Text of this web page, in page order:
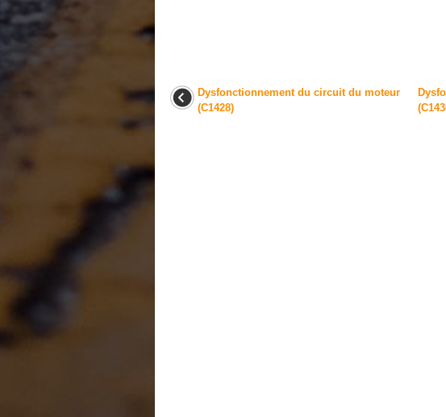
Dysfonctionnement du circuit du moteur
(C1428)